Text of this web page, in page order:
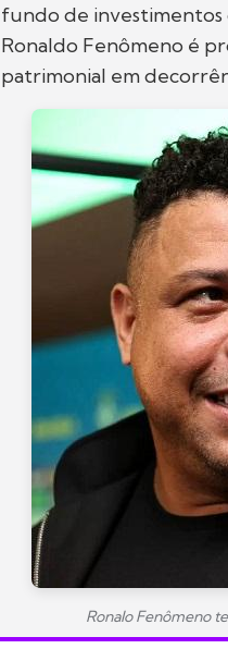
fundo de investimentos
Ronaldo Fenômeno é
patrimonial em
Ronalo Fenômeno